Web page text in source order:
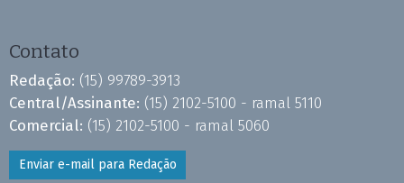
Contato
Redação: (15) 99789-3913
Central/Assinante: (15) 2102-5100 - ramal 5110
Comercial: (15) 2102-5100 - ramal 5060
Enviar e-mail para Redação